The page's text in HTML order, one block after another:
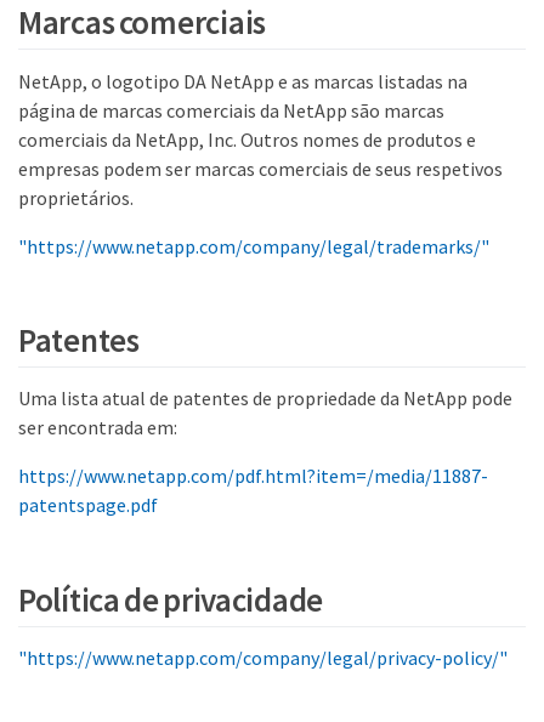
Marcas comerciais
NetApp, o logotipo DA NetApp e as marcas listadas na
página de marcas comerciais da NetApp são marcas
comerciais da NetApp, Inc. Outros nomes de produtos e
empresas podem ser marcas comerciais de seus respetivos
proprietários.
"https://www.netapp.com/company/legal/trademarks/"
Patentes
Uma lista atual de patentes de propriedade da NetApp pode
ser encontrada em:
https://www.netapp.com/pdf.html?item=/media/11887-
patentspage.pdf
Política de privacidade
"https://www.netapp.com/company/legal/privacy-policy/"